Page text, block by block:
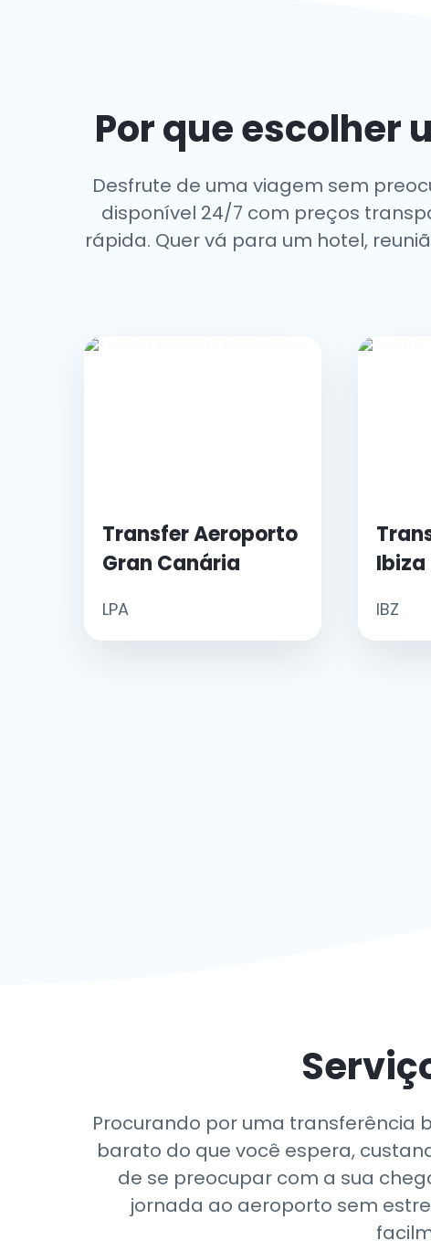
Por que escolher
Desfrute de uma viagem sem
disponível 24/7 com preços
rápida. Quer vá para um hotel,
Transfer Aeroporto
Gran Canária
LPA
Ibiza
IBZ
Procurando por uma transferência
barato do que você espera,
de se preocupar com a sua
jornada ao aeroporto sem